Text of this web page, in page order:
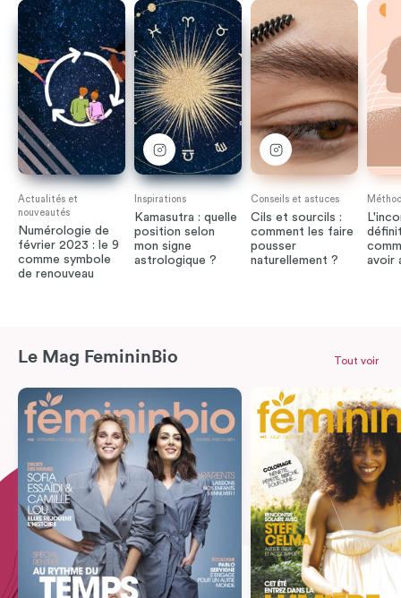
Actualités et
nouveautés
Numérologie de
février 2023 : le 9
comme symbole
de renouveau
Inspirations
Kamasutra : quelle
position selon
mon signe
astrologique ?
Conseils et astuces
Cils et sourcils :
comment les faire
pousser
naturellement ?
avoir
Le Mag FemininBio Tout voir